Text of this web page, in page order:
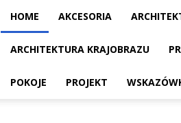
HOME AKCESORIA
ARCHITEKTURA KRAJOBRAZU
POKOJE PROJEKT